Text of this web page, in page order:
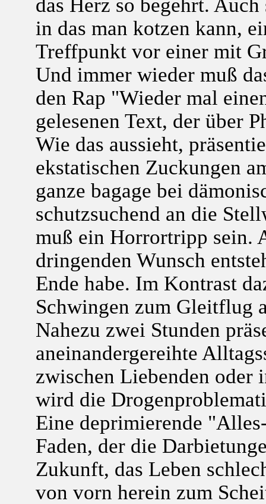
das Herz so begehrt.
in das man kotzen kann,
Treffpunkt vor einer mit
Und immer wieder muß
den Rap "Wieder mal
gelesenen Text, der über
Wie das aussieht,
ekstatischen Zuckungen
ganze bagage bei
schutzsuchend an die
muß ein Horrortripp sein.
dringenden Wunsch
Ende habe. Im Kontrast
Schwingen zum Gleitflug
Nahezu zwei Stunden
aneinandergereihte
zwischen Liebenden
wird die
Eine deprimierende
Faden, der die
Zukunft, das Leben
von vorn herein zum